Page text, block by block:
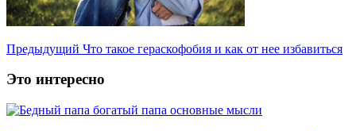
Предыдущий Что такое гераскофобия и как от нее избавиться
Это интересно